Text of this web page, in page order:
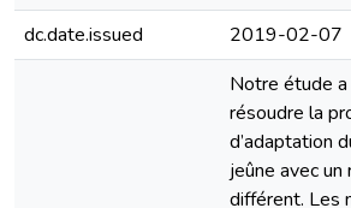
dc.date.issued
2019-02-07
Notre étude
résoudre la
d’adaptation
jeûne avec
différent. Les